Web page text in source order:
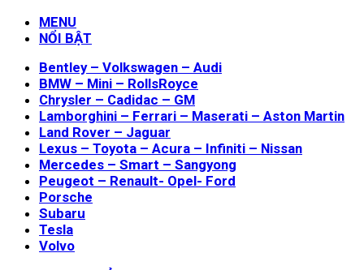
MENU
NỔI BẬT
Bentley – Volkswagen – Audi
BMW – Mini – RollsRoyce
Chrysler – Cadidac – GM
Lamborghini – Ferrari – Maserati – Aston Martin
Land Rover – Jaguar
Lexus – Toyota – Acura – Infiniti – Nissan
Mercedes – Smart – Sangyong
Peugeot – Renault- Opel- Ford
Porsche
Subaru
Tesla
Volvo